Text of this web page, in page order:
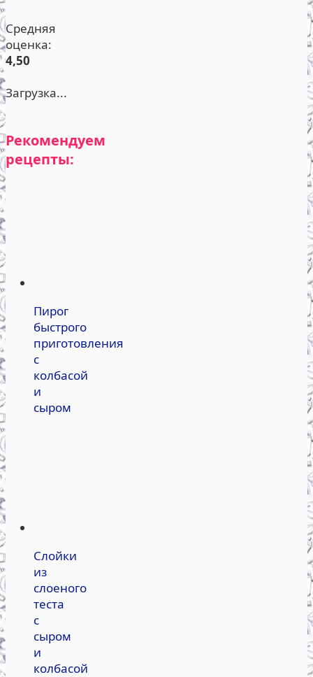
Средняя
оценка:
4,50
Загрузка...
Рекомендуем
рецепты:
Пирог
быстрого
приготовления
с
колбасой
и
сыром
Слойки
из
слоеного
теста
с
сыром
и
колбасой